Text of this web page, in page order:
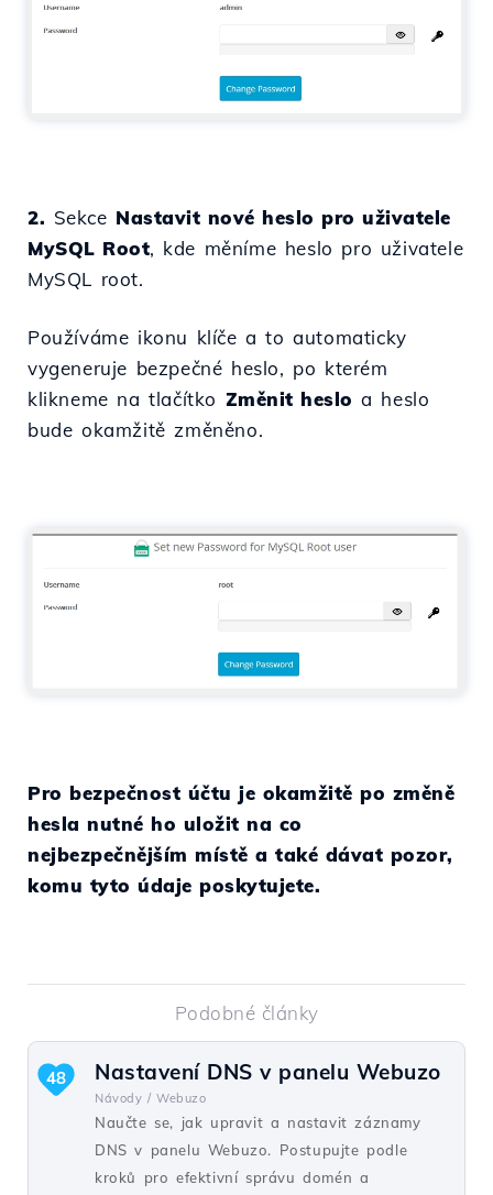
2. Sekce Nastavit nové heslo pro uživatele
MySQL Root, kde měníme heslo pro uživatele
MySQL root.
Používáme ikonu klíče a to automaticky
vygeneruje bezpečné heslo, po kterém
klikneme na tlačítko Změnit heslo a heslo
bude okamžitě změněno.
Pro bezpečnost účtu je okamžitě po změně
hesla nutné ho uložit na co
nejbezpečnějším místě a také dávat pozor,
komu tyto údaje poskytujete.
Podobné články
Nastavení DNS v panelu Webuzo
Návody / Webuzo
Naučte se, jak upravit a nastavit záznamy
DNS v panelu Webuzo. Postupujte podle
kroků pro efektivní správu domén a
48